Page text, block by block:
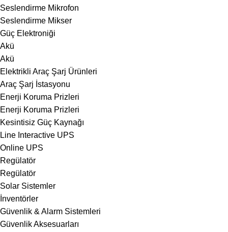
Seslendirme Mikrofon
Seslendirme Mikser
Güç Elektroniği
Akü
Akü
Elektrikli Araç Şarj Ürünleri
Araç Şarj İstasyonu
Enerji Koruma Prizleri
Enerji Koruma Prizleri
Kesintisiz Güç Kaynağı
Line Interactive UPS
Online UPS
Regülatör
Regülatör
Solar Sistemler
İnventörler
Güvenlik & Alarm Sistemleri
Güvenlik Aksesuarları